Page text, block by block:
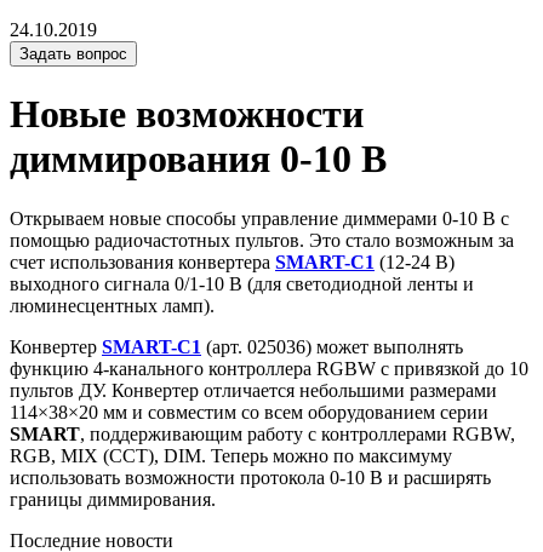
24.10.2019
Задать вопрос
Новые возможности
диммирования 0-10 В
Открываем новые способы управление диммерами 0-10 В с
помощью радиочастотных пультов. Это стало возможным за
счет использования конвертера SMART-C1 (12-24 В)
выходного сигнала 0/1-10 В (для светодиодной ленты и
люминесцентных ламп).
Конвертер SMART-C1 (арт. 025036) может выполнять
функцию 4-канального контроллера RGBW с привязкой до 10
пультов ДУ. Конвертер отличается небольшими размерами
114×38×20 мм и совместим со всем оборудованием серии
SMART, поддерживающим работу с контроллерами RGBW,
RGB, MIX (CCT), DIM. Теперь можно по максимуму
использовать возможности протокола 0-10 В и расширять
границы диммирования.
Последние новости